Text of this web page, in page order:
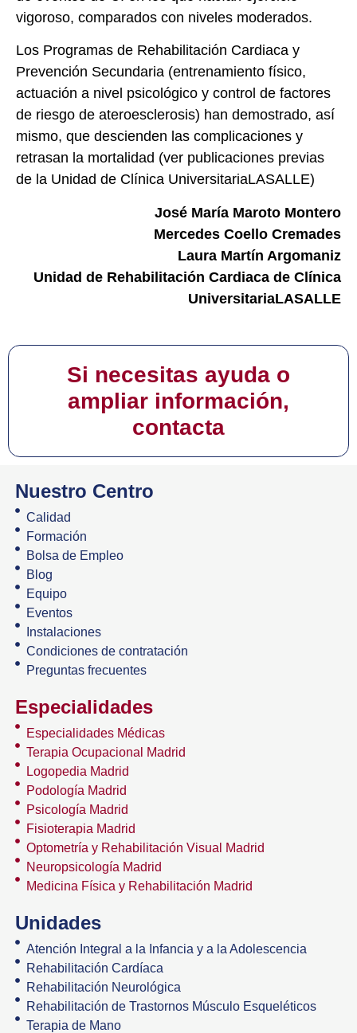
vigoroso, comparados con niveles moderados.
Los Programas de Rehabilitación Cardiaca y
Prevención Secundaria (entrenamiento físico,
actuación a nivel psicológico y control de factores
de riesgo de ateroesclerosis) han demostrado, así
mismo, que descienden las complicaciones y
retrasan la mortalidad (ver publicaciones previas
de la Unidad de Clínica UniversitariaLASALLE)
José María Maroto Montero
Mercedes Coello Cremades
Laura Martín Argomaniz
Unidad de Rehabilitación Cardiaca de Clínica
UniversitariaLASALLE
Si necesitas ayuda o
ampliar información,
contacta
Nuestro Centro
Calidad
Formación
Bolsa de Empleo
Blog
Equipo
Eventos
Instalaciones
Condiciones de contratación
Preguntas frecuentes
Especialidades
Especialidades Médicas
Terapia Ocupacional Madrid
Logopedia Madrid
Podología Madrid
Psicología Madrid
Fisioterapia Madrid
Optometría y Rehabilitación Visual Madrid
Neuropsicología Madrid
Medicina Física y Rehabilitación Madrid
Unidades
Atención Integral a la Infancia y a la Adolescencia
Rehabilitación Cardíaca
Rehabilitación Neurológica
Rehabilitación de Trastornos Músculo Esqueléticos
Terapia de Mano